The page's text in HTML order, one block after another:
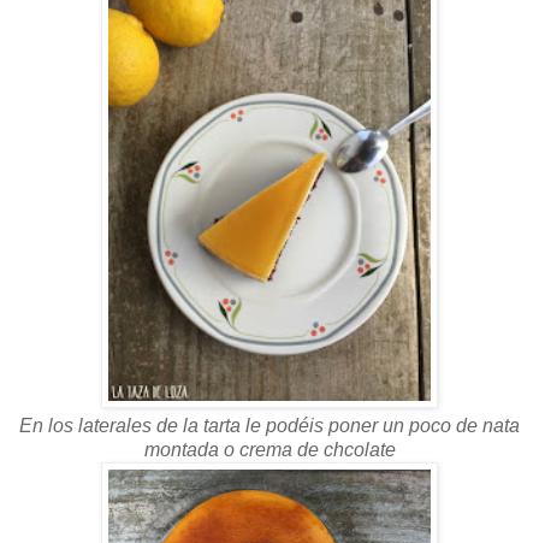
En los laterales de la tarta le podéis poner un poco de nata
montada o crema de chcolate